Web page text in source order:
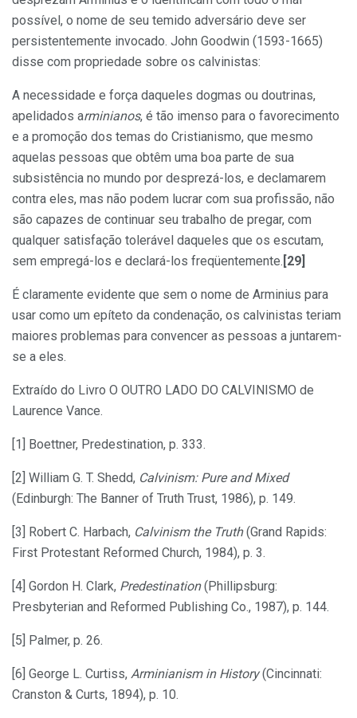
possível, o nome de seu temido adversário deve ser
persistentemente invocado. John Goodwin (1593-1665)
disse com propriedade sobre os calvinistas:
A necessidade e força daqueles dogmas ou doutrinas,
apelidados arminianos, é tão imenso para o favorecimento
e a promoção dos temas do Cristianismo, que mesmo
aquelas pessoas que obtêm uma boa parte de sua
subsistência no mundo por desprezá-los, e declamarem
contra eles, mas não podem lucrar com sua profissão, não
são capazes de continuar seu trabalho de pregar, com
qualquer satisfação tolerável daqueles que os escutam,
sem empregá-los e declará-los freqüentemente. [29]
É claramente evidente que sem o nome de Arminius para
usar como um epíteto da condenação, os calvinistas teriam
maiores problemas para convencer as pessoas a juntarem-
se a eles.
Extraído do Livro O OUTRO LADO DO CALVINISMO de
Laurence Vance.
[1] Boettner, Predestination, p. 333.
[2] William G. T. Shedd, Calvinism: Pure and Mixed
(Edinburgh: The Banner of Truth Trust, 1986), p. 149.
[3] Robert C. Harbach, Calvinism the Truth(Grand Rapids:
First Protestant Reformed Church, 1984), p. 3.
[4] Gordon H. Clark, Predestination(Phillipsburg:
Presbyterian and Reformed Publishing Co., 1987), p. 144.
[5] Palmer, p. 26.
[6] George L. Curtiss, Arminianism in History(Cincinnati:
Cranston & Curts, 1894), p. 10.